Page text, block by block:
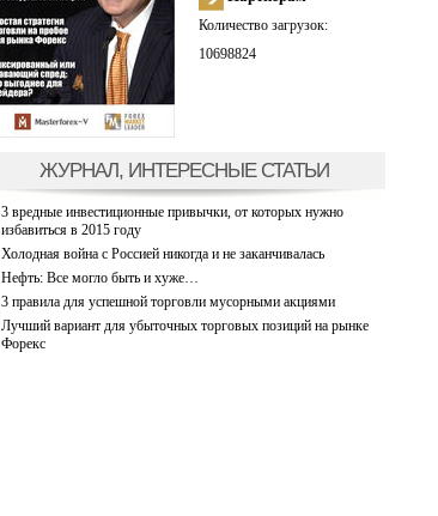
Количество загрузок:
10698824
ЖУРНАЛ, ИНТЕРЕСНЫЕ СТАТЬИ
3 вредные инвестиционные привычки, от которых нужно
избавиться в 2015 году
Холодная война с Россией никогда и не заканчивалась
Нефть: Все могло быть и хуже…
3 правила для успешной торговли мусорными акциями
Лучший вариант для убыточных торговых позиций на рынке
Форекс